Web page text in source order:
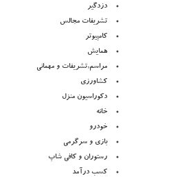
دزدگیر
تشریفات مجالس
کامپیوتر
همایش
مراسم,تشریفات و مهمانی
کشاورزی
دکوراسیون منزل
خانه
خودرو
بازی و سرگرمی
رستوران و کافی شاپ
کسب درآمد